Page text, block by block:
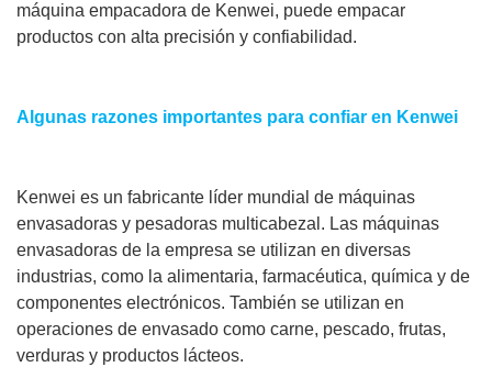
máquina empacadora de Kenwei, puede empacar
productos con alta precisión y confiabilidad.
Algunas razones importantes para confiar en Kenwei
Kenwei es un fabricante líder mundial de máquinas
envasadoras y pesadoras multicabezal. Las máquinas
envasadoras de la empresa se utilizan en diversas
industrias, como la alimentaria, farmacéutica, química y de
componentes electrónicos. También se utilizan en
operaciones de envasado como carne, pescado, frutas,
verduras y productos lácteos.